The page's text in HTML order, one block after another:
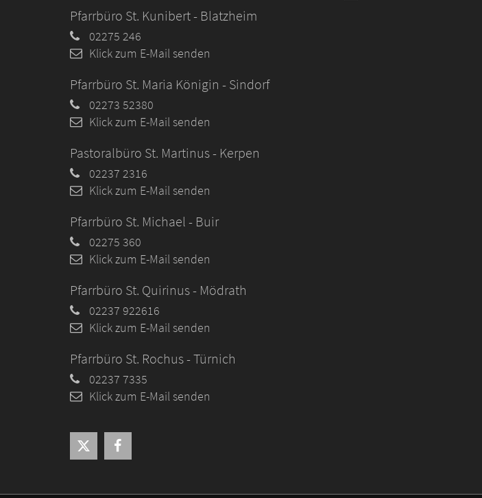
Pfarrbüro St. Kunibert - Blatzheim
02275 246
Klick zum E-Mail senden
Pfarrbüro St. Maria Königin - Sindorf
02273 52380
Klick zum E-Mail senden
Pastoralbüro St. Martinus - Kerpen
02237 2316
Klick zum E-Mail senden
Pfarrbüro St. Michael - Buir
02275 360
Klick zum E-Mail senden
Pfarrbüro St. Quirinus - Mödrath
02237 922616
Klick zum E-Mail senden
Pfarrbüro St. Rochus - Türnich
02237 7335
Klick zum E-Mail senden